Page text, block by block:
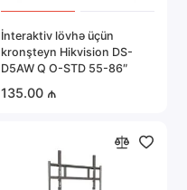
İnteraktiv lövhə üçün
kronşteyn Hikvision DS-
D5AW Q O-STD 55-86″
135.00 ₼